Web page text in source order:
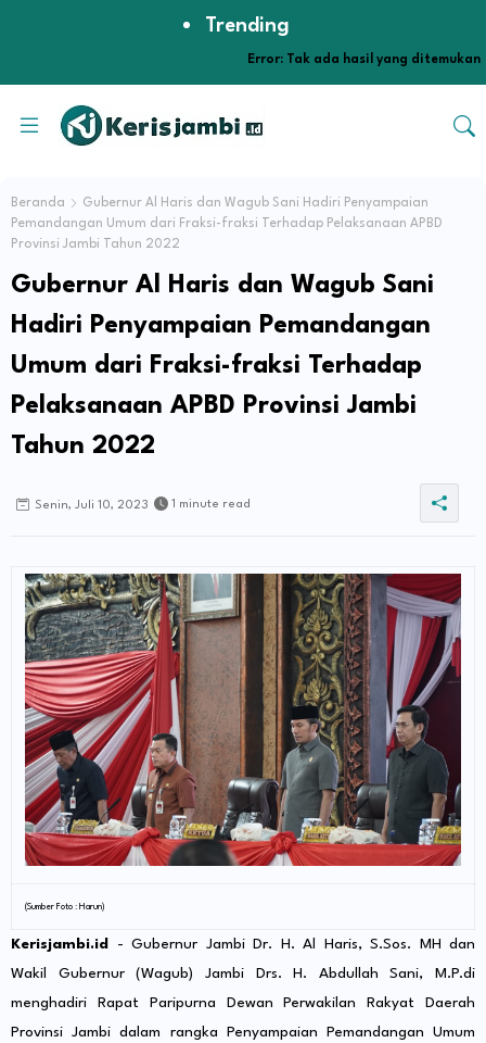
Trending
Error: Tak ada hasil yang ditemukan
Beranda
Gubernur Al Haris dan Wagub Sani Hadiri Penyampaian
Pemandangan Umum dari Fraksi-fraksi Terhadap Pelaksanaan APBD
Provinsi Jambi Tahun 2022
Gubernur Al Haris dan Wagub Sani
Hadiri Penyampaian Pemandangan
Umum dari Fraksi-fraksi Terhadap
Pelaksanaan APBD Provinsi Jambi
Tahun 2022
Senin, Juli 10, 2023 1 minute read
(Sumber Foto : Harun)
Kerisjambi.id
- Gubernur Jambi Dr. H. Al Haris, S.Sos. MH dan
Wakil Gubernur (Wagub) Jambi Drs. H. Abdullah Sani, M.P.di
menghadiri Rapat Paripurna Dewan Perwakilan Rakyat Daerah
Provinsi Jambi dalam rangka Penyampaian Pemandangan Umum